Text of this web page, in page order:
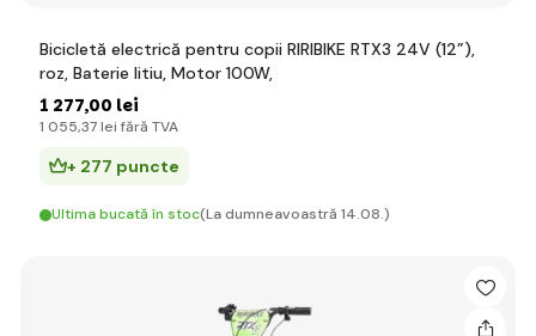
Bicicletă electrică pentru copii RIRIBIKE RTX3 24V (12”),
roz, Baterie litiu, Motor 100W,
1 277,00 lei
1 055,37 lei fără TVA
+ 277 puncte
Ultima bucată în stoc(La dumneavoastră 14.08.)